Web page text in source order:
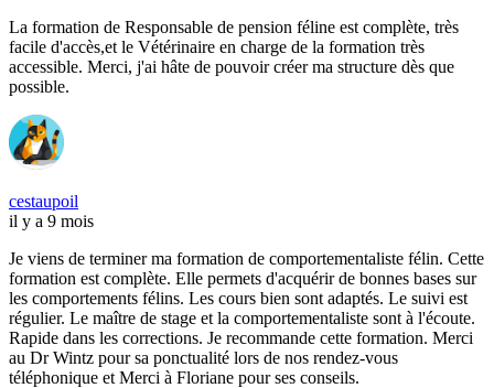
La formation de Responsable de pension féline est complète, très
facile d'accès,et le Vétérinaire en charge de la formation très
accessible. Merci, j'ai hâte de pouvoir créer ma structure dès que
possible.
cestaupoil
il y a 9 mois
Je viens de terminer ma formation de comportementaliste félin. Cette
formation est complète. Elle permets d'acquérir de bonnes bases sur
les comportements félins. Les cours bien sont adaptés. Le suivi est
régulier. Le maître de stage et la comportementaliste sont à l'écoute.
Rapide dans les corrections. Je recommande cette formation. Merci
au Dr Wintz pour sa ponctualité lors de nos rendez-vous
téléphonique et Merci à Floriane pour ses conseils.